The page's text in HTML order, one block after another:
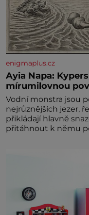
enigmaplus.cz
Ayia Napa:
mírumilovnou
Vodní monstra jsou
nejrůznějších jezer,
přikládají hlavně
přitáhnout k němu